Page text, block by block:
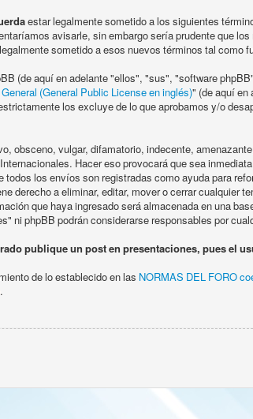
estar legalmente sometido a los siguientes
avisarle, sin embargo sería prudente que
sometido a esos nuevos términos tal como
(de aquí en adelante "ellos", "sus", "software
General (General Public License en inglés)" (de aquí en
los excluye de lo que aprobamos y/o
obsceno, vulgar, difamatorio, indecente,
Hacer eso provocará que sea
los envíos son registradas como ayuda para
derecho a eliminar, editar, mover o cerrar cualquier
que haya ingresado será almacenada en una
ni phpBB podrán considerarse responsables por
publique un post en presentaciones, pues el
de lo establecido en las NORMAS DEL FORO
.